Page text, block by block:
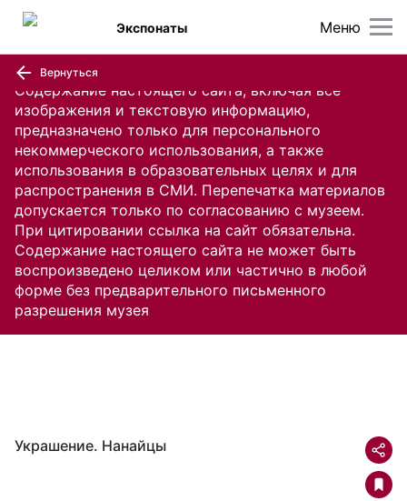
Содержание настоящего сайта, включая все
изображения и текстовую информацию,
предназначено только для персонального
некоммерческого использования, а также
использования в образовательных целях и для
распространения в СМИ. Перепечатка материалов
допускается только по согласованию с музеем.
При цитировании ссылка на сайт обязательна.
Содержание настоящего сайта не может быть
воспроизведено целиком или частично в любой
форме без предварительного письменного
разрешения музея
Меню
Экспонаты
Вернуться
Украшение. Нанайцы